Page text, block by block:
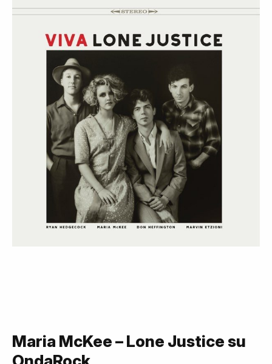
Maria McKee – Lone Justice su